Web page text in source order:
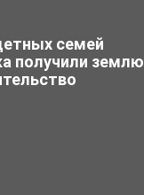
семей
получили землю